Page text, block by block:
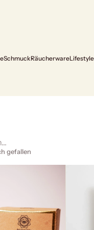
SchmuckRäucherwareLifestyle
gefallen